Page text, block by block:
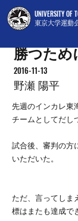
UNIVERSITY OF
東京大学運動
勝つため
2016-11-13
野瀬 陽平
先週のインカレ東
チームとしてだし
試合後、審判の方
いただいた。
ただ、言ってしま
標はまたも達成で